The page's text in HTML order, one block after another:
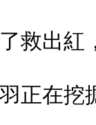
出紅，
在挖掘